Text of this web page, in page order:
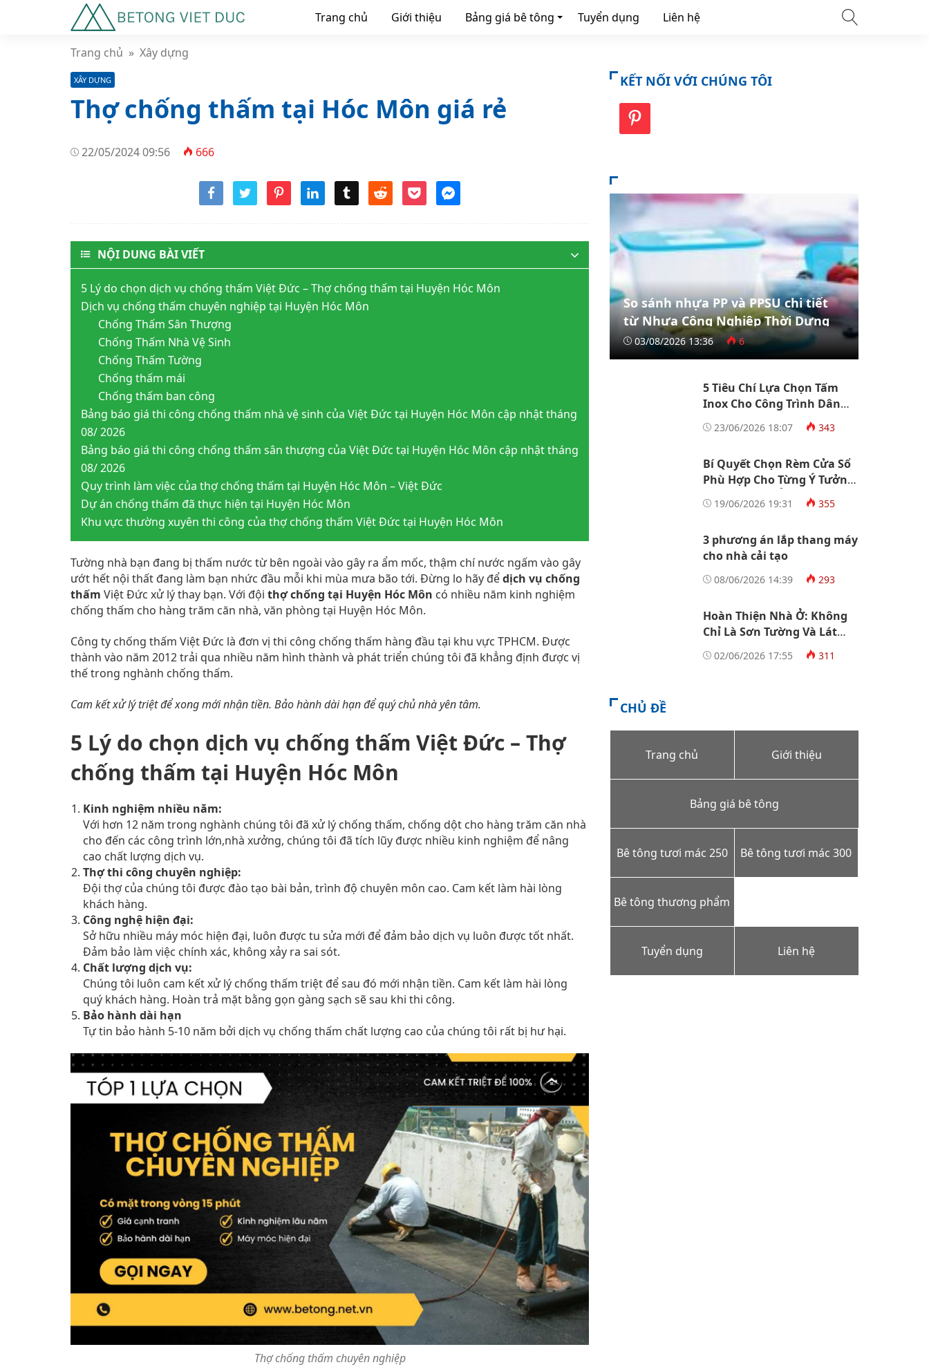
Trang chủ Giới thiệu Bảng giá bê tông Tuyển dụng Liên hệ
Trang chủ » Xây dựng
XÂY DỰNG
Thợ chống thấm tại Hóc Môn giá rẻ
22/05/2024 09:56 666
NỘI DUNG BÀI VIẾT
5 Lý do chọn dịch vụ chống thấm Việt Đức – Thợ chống thấm tại Huyện Hóc Môn
Dịch vụ chống thấm chuyên nghiệp tại Huyện Hóc Môn
Chống Thấm Sân Thượng
Chống Thấm Nhà Vệ Sinh
Chống Thấm Tường
Chống thấm mái
Chống thấm ban công
Bảng báo giá thi công chống thấm nhà vệ sinh của Việt Đức tại Huyện Hóc Môn cập nhật tháng
08/ 2026
Bảng báo giá thi công chống thấm sân thượng của Việt Đức tại Huyện Hóc Môn cập nhật tháng
08/ 2026
Quy trình làm việc của thợ chống thấm tại Huyện Hóc Môn – Việt Đức
Dự án chống thấm đã thực hiện tại Huyện Hóc Môn
Khu vực thường xuyên thi công của thợ chống thấm Việt Đức tại Huyện Hóc Môn
Tường nhà bạn đang bị thấm nước từ bên ngoài vào gây ra ẩm mốc, thậm chí nước ngấm vào gây
ướt hết nội thất đang làm bạn nhức đầu mỗi khi mùa mưa bão tới. Đừng lo hãy đểdịch vụ chống
thấm Việt Đức xử lý thay bạn. Với đội thợ chống tại Huyện Hóc Môn có nhiều năm kinh nghiệm
chống thấm cho hàng trăm căn nhà, văn phòng tại Huyện Hóc Môn.
Công ty chống thấm Việt Đức là đơn vị thi công chống thấm hàng đầu tại khu vực TPHCM. Được
thành vào năm 2012 trải qua nhiều năm hình thành và phát triển chúng tôi đã khẳng định được vị
thế trong nghành chống thấm.
Cam kết xử lý triệt để xong mới nhận tiền. Bảo hành dài hạn để quý chủ nhà yên tâm.
5 Lý do chọn dịch vụ chống thấm Việt Đức – Thợ
chống thấm tại Huyện Hóc Môn
Kinh nghiệm nhiều năm:
Với hơn 12 năm trong nghành chúng tôi đã xử lý chống thấm, chống dột cho hàng trăm căn nhà
cho đến các công trình lớn,nhà xưởng, chúng tôi đã tích lũy được nhiều kinh nghiệm để nâng
cao chất lượng dịch vụ.
Thợ thi công chuyên nghiệp:
Đội thợ của chúng tôi được đào tạo bài bản, trình độ chuyên môn cao. Cam kết làm hài lòng
khách hàng.
Công nghệ hiện đại:
Sở hữu nhiều máy móc hiện đại, luôn được tu sửa mới để đảm bảo dịch vụ luôn được tốt nhất.
Đảm bảo làm việc chính xác, không xảy ra sai sót.
Chất lượng dịch vụ:
Chúng tôi luôn cam kết xử lý chống thấm triệt để sau đó mới nhận tiền. Cam kết làm hài lòng
quý khách hàng. Hoàn trả mặt bằng gọn gàng sạch sẽ sau khi thi công.
Bảo hành dài hạn
Tự tin bảo hành 5-10 năm bởi dịch vụ chống thấm chất lượng cao của chúng tôi rất bị hư hại.
Thợ chống thấm chuyên nghiệp
KẾT NỐI VỚI CHÚNG TÔI
So sánh nhựa PP và PPSU chi tiết
từ Nhựa Công Nghiệp Thời Dựng
03/08/2026 13:36 6
5 Tiêu Chí Lựa Chọn Tấm
Inox Cho Công Trình Dân
Dụng Và Công Nghiệp
23/06/2026 18:07 343
Bí Quyết Chọn Rèm Cửa Sổ
Phù Hợp Cho Từng Ý Tưởng
Thiết Kế Nhà Ở
19/06/2026 19:31 355
3 phương án lắp thang máy
cho nhà cải tạo
08/06/2026 14:39 293
Hoàn Thiện Nhà Ở: Không
Chỉ Là Sơn Tường Và Lát
Gạch
02/06/2026 17:55 311
CHỦ ĐỀ
Trang chủ Giới thiệu
Bảng giá bê tông
Bê tông tươi mác 250 Bê tông tươi mác 300
Bê tông thương phẩm
Tuyển dụng Liên hệ